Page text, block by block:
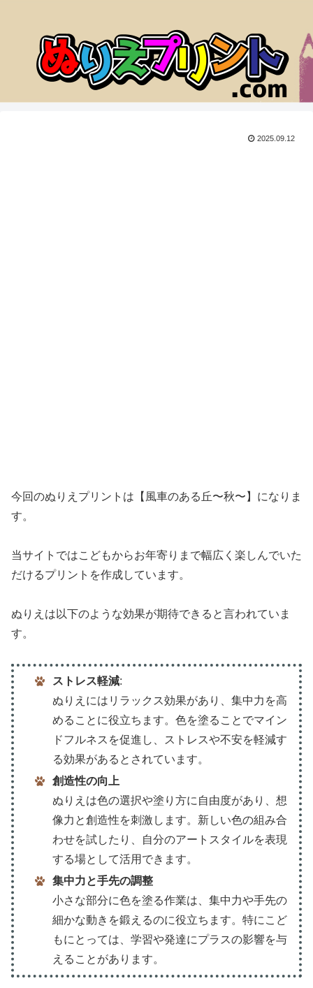
2025.09.12
今回のぬりえプリントは【風車のある丘〜秋〜】になりま
す。
当サイトではこどもからお年寄りまで幅広く楽しんでいた
だけるプリントを作成しています。
ぬりえは以下のような効果が期待できると言われていま
す。
ストレス軽減:
ぬりえにはリラックス効果があり、集中力を高
めることに役立ちます。色を塗ることでマイン
ドフルネスを促進し、ストレスや不安を軽減す
る効果があるとされています。
創造性の向上
ぬりえは色の選択や塗り方に自由度があり、想
像力と創造性を刺激します。新しい色の組み合
わせを試したり、自分のアートスタイルを表現
する場として活用できます。
集中力と手先の調整
小さな部分に色を塗る作業は、集中力や手先の
細かな動きを鍛えるのに役立ちます。特にこど
もにとっては、学習や発達にプラスの影響を与
えることがあります。